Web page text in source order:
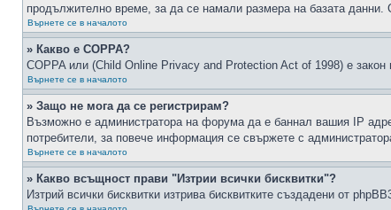
продължително време, за да се намали размера на базата данни.
Върнете се в началото
» Какво е COPPA?
COPPA или (Child Online Privacy and Protection Act of 1998) е
Върнете се в началото
» Защо не мога да се регистрирам?
Възможно е администратора на форума да е баннал вашия IP
потребители, за повече информация се свържете с
Върнете се в началото
» Какво всъщност прави "Изтрии всички бисквитки"?
Изтрий всички бисквитки изтрива бисквитките създадени от